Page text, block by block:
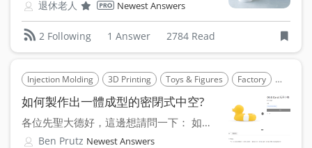
退休老人 Newest Answers
2 Following 1 Answer 2784 Read
Injection Molding 3D Printing Toys & Figures Factory Design
如何製作出一體成型的密閉式中空?
各位先聖大德好，這邊想請問一下： 如果設計的某個產品有密...
Ben Prutz Newest Answers